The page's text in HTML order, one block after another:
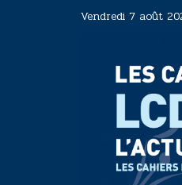
Vendredi 7 août